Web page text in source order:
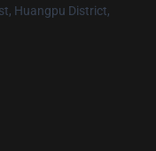
Huangpu District,